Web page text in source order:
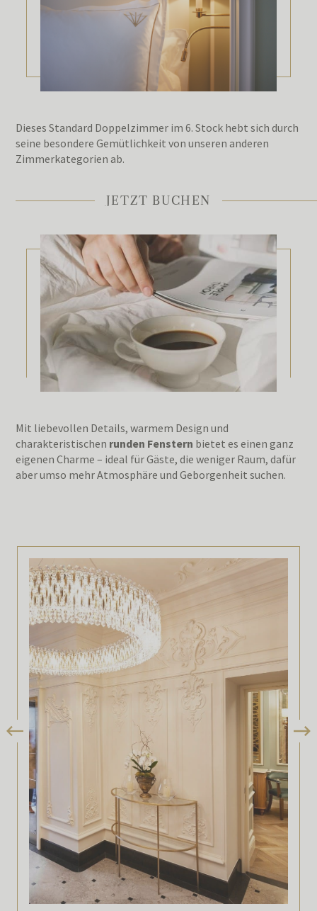
Dieses Standard Doppelzimmer im 6. Stock hebt sich durch
seine besondere Gemütlichkeit von unseren anderen
Zimmerkategorien ab.
JETZT BUCHEN
Mit liebevollen Details, warmem Design und
charakteristischen runden Fenstern bietet es einen ganz
eigenen Charme – ideal für Gäste, die weniger Raum, dafür
aber umso mehr Atmosphäre und Geborgenheit suchen.